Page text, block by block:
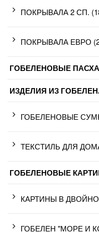
ПОКРЫВАЛА 2 СП.
ПОКРЫВАЛА ЕВРО
ГОБЕЛЕНОВЫЕ
ИЗДЕЛИЯ ИЗ
ГОБЕЛЕНОВЫЕ
ТЕКСТИЛЬ ДЛЯ
ГОБЕЛЕНОВЫЕ
КАРТИНЫ В
ГОБЕЛЕН "МОРЕ И